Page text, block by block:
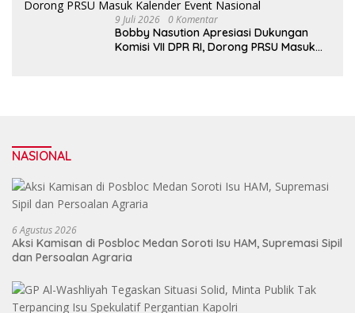
9 Juli 2026 0 Komentar
Bobby Nasution Apresiasi Dukungan
Komisi VII DPR RI, Dorong PRSU Masuk
NASIONAL
6 Agustus 2026
Aksi Kamisan di Posbloc Medan Soroti Isu HAM, Supremasi Sipil
dan Persoalan Agraria